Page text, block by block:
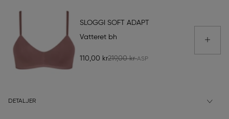
SLOGGI SOFT ADAPT
Vatteret bh
110,00 kr219,00 kr
DETALJER